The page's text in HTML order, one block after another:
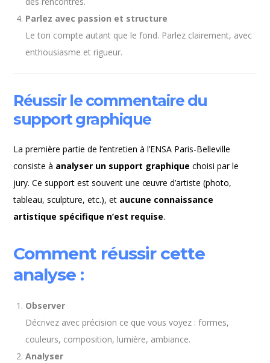
Parlez avec passion et structure
Le ton compte autant que le fond. Parlez clairement, avec
enthousiasme et rigueur.
Réussir le commentaire du
support graphique
La première partie de l’entretien à l’ENSA Paris-Belleville
consiste à analyser un support graphique choisi par le
jury. Ce support est souvent une œuvre d’artiste (photo,
tableau, sculpture, etc.), et aucune connaissance
artistique spécifique n’est requise.
Comment réussir cette
analyse :
Observer
Décrivez avec précision ce que vous voyez : formes,
couleurs, composition, lumière, ambiance.
Analyser